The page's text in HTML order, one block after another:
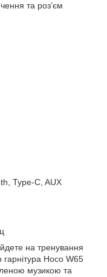
та роз’єм
Type-C, AUX
на тренування
Hoco W65
музикою та